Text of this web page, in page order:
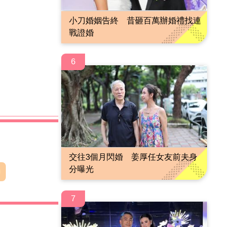
小刀婚姻告終 昔砸百萬辦婚禮找連
戰證婚
6
交往3個月閃婚 姜厚任女友前夫身
分曝光
7